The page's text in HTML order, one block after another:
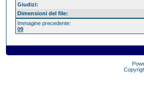
Giudizi:
Dimensioni del file:
Immagine precedente:
09